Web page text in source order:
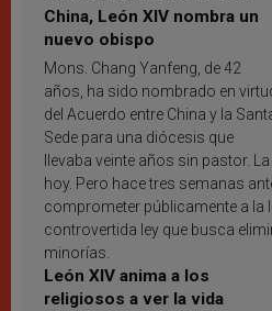
China, León XIV nombra un
nuevo obispo
Mons. Chang Yanfeng, de 42
años, ha sido nombrado en
del Acuerdo entre China y la
Sede para una diócesis que
llevaba veinte años sin pastor.
hoy. Pero hace tres semanas
comprometer públicamente a la
controvertida ley que busca
minorías.
León XIV anima a los
religiosos a ver la vida